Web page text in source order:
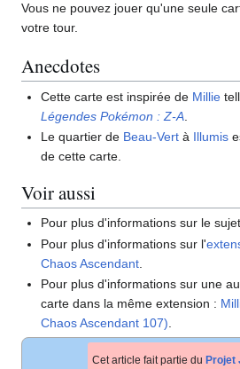
Vous ne pouvez jouer qu'une seule
votre tour.
Anecdotes
Cette carte est inspirée de Millie
Légendes Pokémon :Z-A
Le quartier de Beau-Vert à Illumis
de cette carte.
Voir aussi
Pour plus d'informations sur le
Pour plus d'informations sur l'
Chaos Ascendant
Pour plus d'informations sur une
carte dans la même extension :
Chaos Ascendant 107).
Cet article fait partie du Projet